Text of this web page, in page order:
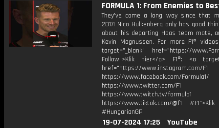
FORMULA 1: From Enemies to
They've come a long way since that
2017! Nico Hulkenberg only has good
about his departing Haas team mate,
Kevin Magnussen. For more F1®
target="_blank" href="https://
Follow">Klik hier</a> F1®: <a
href="https://www.instagram.com/F1
https://www.facebook.com/Formula1/
https://www.twitter.com/F1
https://www.twitch.tv/formula1
https://www.tiktok.com/@f1
#HungarianGP
19-07-2024 17:25
YouTube